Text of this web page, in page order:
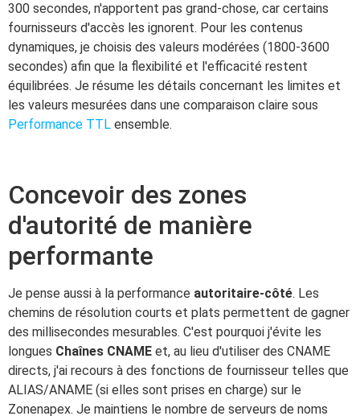
300 secondes, n'apportent pas grand-chose, car certains
fournisseurs d'accès les ignorent. Pour les contenus
dynamiques, je choisis des valeurs modérées (1800-3600
secondes) afin que la flexibilité et l'efficacité restent
équilibrées. Je résume les détails concernant les limites et
les valeurs mesurées dans une comparaison claire sous
Performance TTL ensemble.
Concevoir des zones
d'autorité de manière
performante
Je pense aussi à la performance autoritaire-côté. Les
chemins de résolution courts et plats permettent de gagner
des millisecondes mesurables. C'est pourquoi j'évite les
longues Chaînes CNAME et, au lieu d'utiliser des CNAME
directs, j'ai recours à des fonctions de fournisseur telles que
ALIAS/ANAME (si elles sont prises en charge) sur le
Zonenapex. Je maintiens le nombre de serveurs de noms